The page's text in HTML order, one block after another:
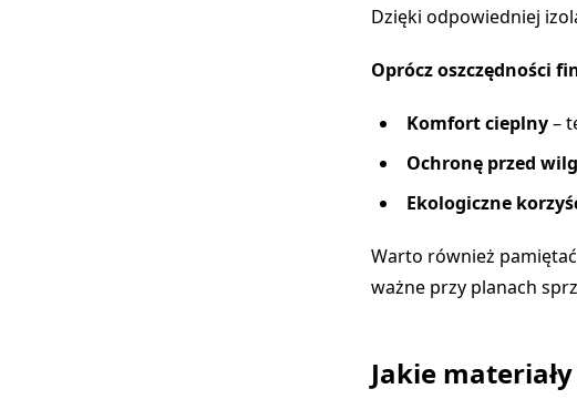
Dzięki odpowiedniej
Oprócz oszczędności
Komfort cieplny–
Ochronę przed
Ekologiczne
Warto również
ważne przy planach
Jakie